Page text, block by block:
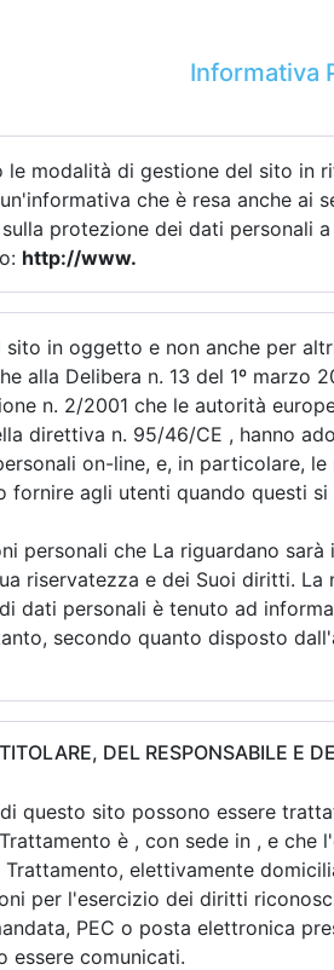
Informativa
le modalità di gestione del sito
che è resa anche ai
protezione dei dati personali
http://www.
in oggetto e non anche per
alla Delibera n. 13 del 1º marzo
n. 2/2001 che le autorità
direttiva n. 95/46/CE , hanno
on-line, e, in particolare,
agli utenti quando questi
personali che La riguardano
riservatezza e dei Suoi diritti.
dati personali è tenuto ad
secondo quanto disposto
DEL RESPONSABILE E
questo sito possono essere
è , con sede in , e che
elettivamente
per l'esercizio dei diritti
PEC o posta elettronica
essere comunicati.